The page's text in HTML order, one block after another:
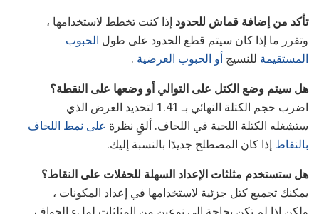
تأكد من إضافة قماش للحدود إذا كنت تخطط لاستخدامها ،
وتقرر ما إذا كان سيتم قطع الحدود على طول الحبوب
المستقيمة للنسيج أو الحبوب العرضية .
هل سيتم وضع الكتل على التوالي أو وضعها على النقطة؟
اضرب حجم الكتلة النهائي بـ 1.41 لتحديد العرض الذي
ستشغله الكتلة اللحية في اللحاف. ألقِ نظرة على نمط اللحاف
بالنقاط إذا كان المصطلح جديدًا بالنسبة إليك.
هل ستستخدم مثلثات الإعداد السهلة للحفلات على النقاط؟
يمكنك تجميع كتل جزئية لاستخدامها في إعداد المكونات ،